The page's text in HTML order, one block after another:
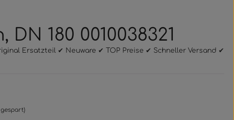
180 0010038321
Ersatzteil ✔ Neuware ✔ TOP Preise ✔ Schneller Versand ✔
gespart)